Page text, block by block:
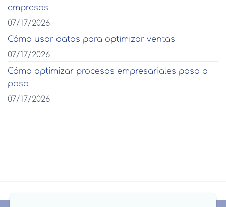
empresas
07/17/2026
Cómo usar datos para optimizar ventas
07/17/2026
Cómo optimizar procesos empresariales paso a
paso
07/17/2026